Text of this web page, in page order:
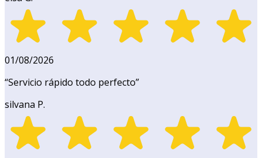
01/08/2026
“Servicio rápido todo perfecto”
silvana P.